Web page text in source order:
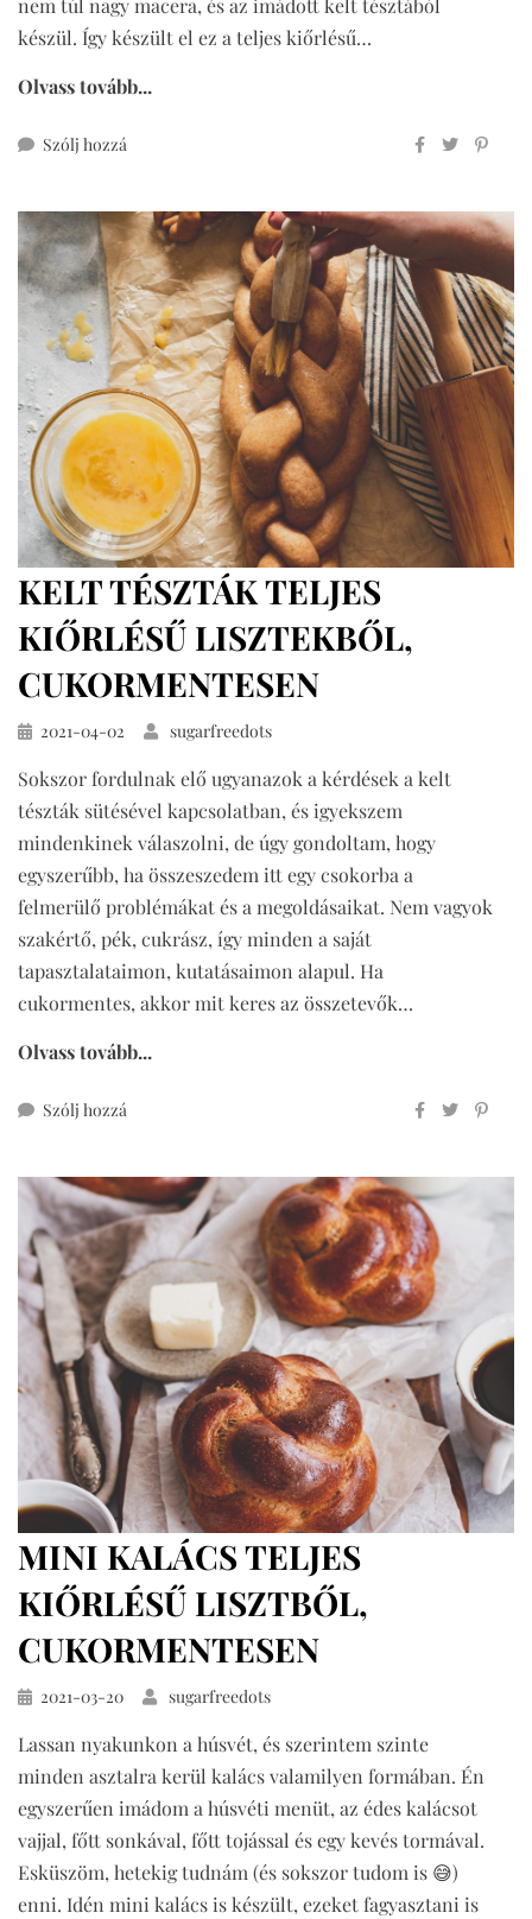
nem túl nagy macera, és az imádott kelt tésztából
készül. Így készült el ez a teljes kiőrlésű…
Olvass tovább...
Szólj hozzá
(vegán,
teljes
kiőrlésű)
KELT TÉSZTÁK TELJES
KIŐRLÉSŰ LISZTEKBŐL,
CUKORMENTESEN
Közzétéve
2021-04-02 sugarfreedots
Sokszor fordulnak elő ugyanazok a kérdések a kelt
tészták sütésével kapcsolatban, és igyekszem
mindenkinek válaszolni, de úgy gondoltam, hogy
egyszerűbb, ha összeszedem itt egy csokorba a
felmerülő problémákat és a megoldásaikat. Nem vagyok
szakértő, pék, cukrász, így minden a saját
tapasztalataimon, kutatásaimon alapul. Ha
cukormentes, akkor mit keres az összetevők…
Olvass tovább...
Szólj hozzá
teljes
kiőrlésű
lisztekből,
cukormentesen
MINI KALÁCS TELJES
KIŐRLÉSŰ LISZTBŐL,
CUKORMENTESEN
Közzétéve
2021-03-20 sugarfreedots
Lassan nyakunkon a húsvét, és szerintem szinte
minden asztalra kerül kalács valamilyen formában. Én
egyszerűen imádom a húsvéti menüt, az édes kalácsot
vajjal, főtt sonkával, főtt tojással és egy kevés tormával.
Esküszöm, hetekig tudnám (és sokszor tudom is 😅)
enni. Idén mini kalács is készült, ezeket fagyasztani is